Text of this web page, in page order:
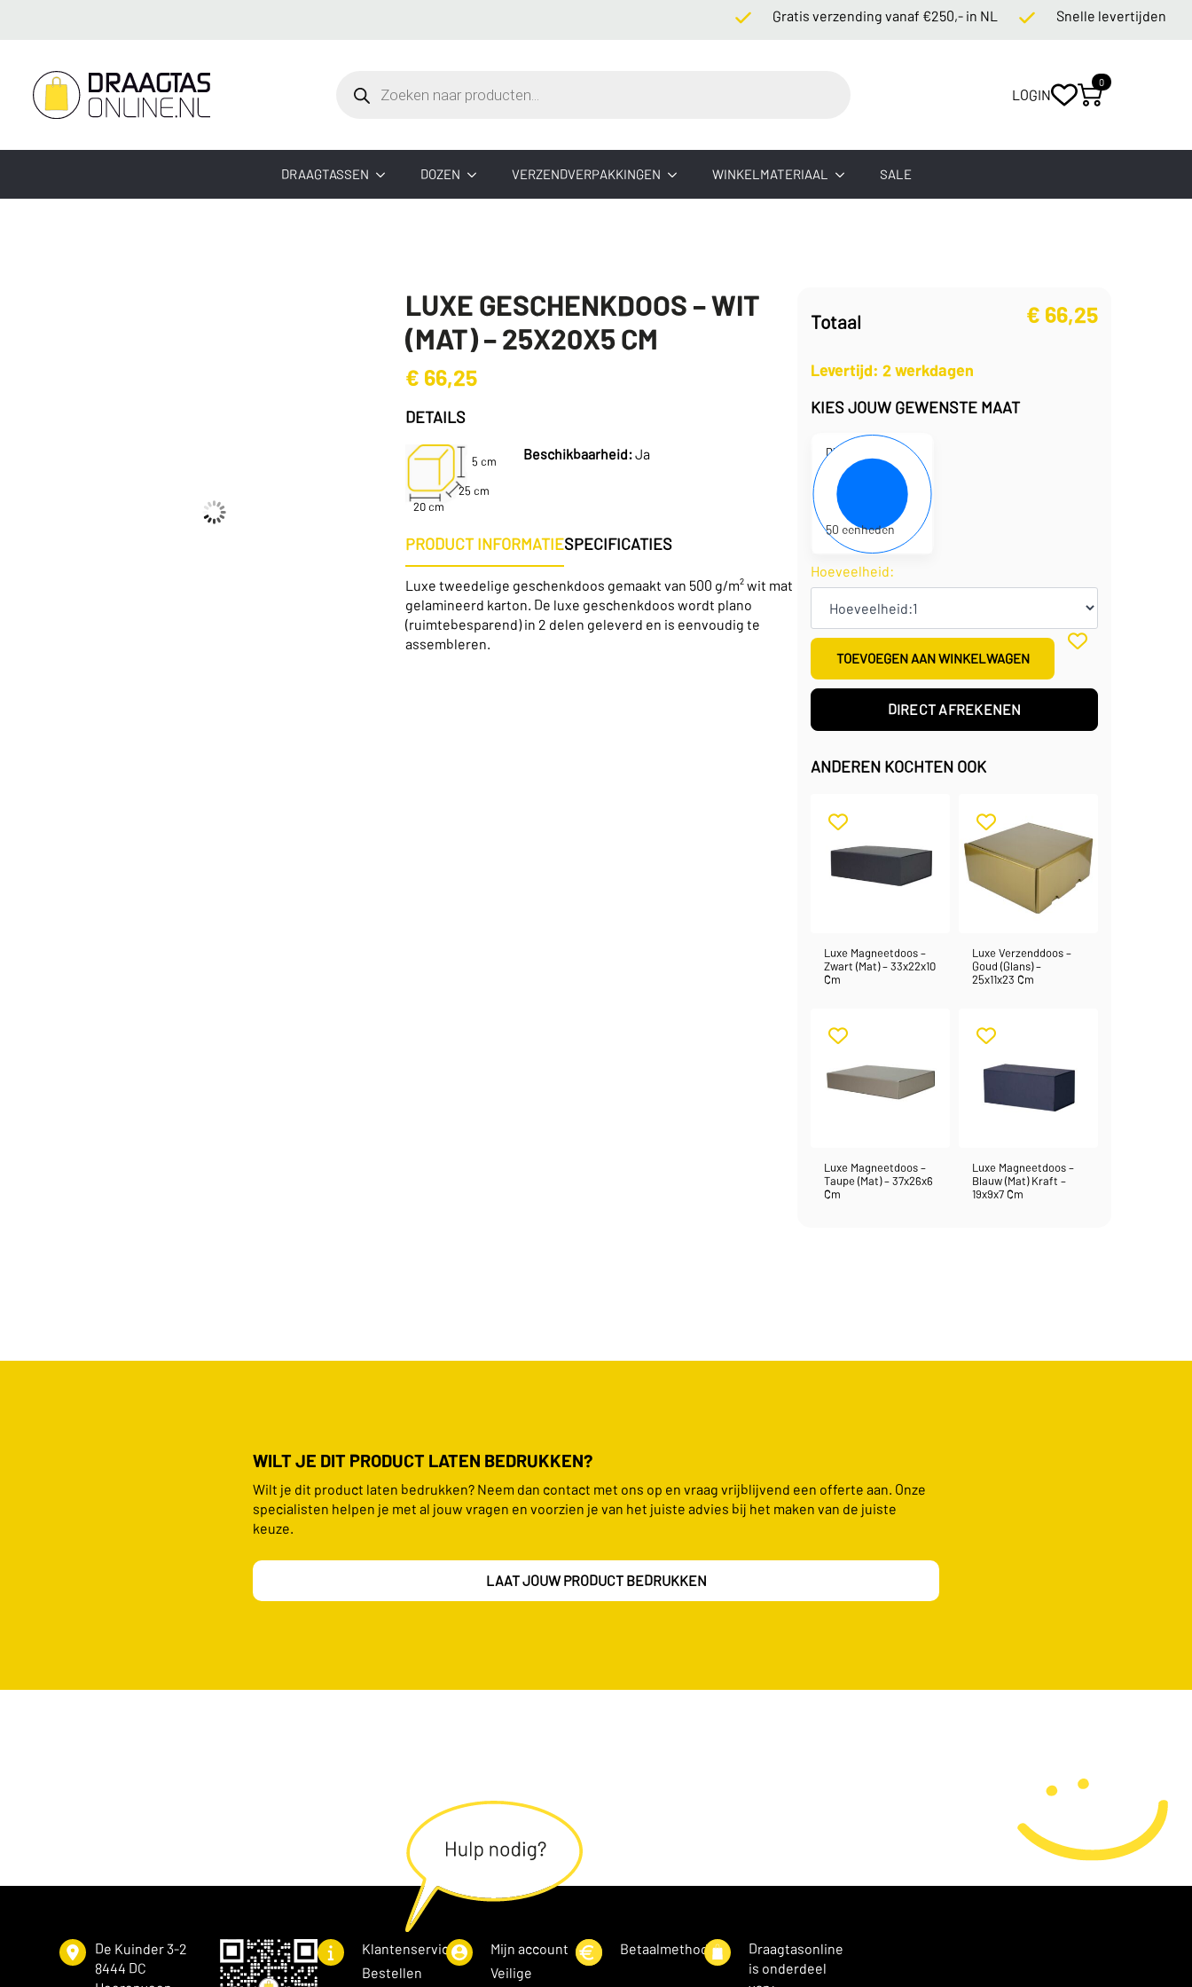
Gratis verzending vanaf €250,- in NL Snelle levertijden
zoeken
LOGIN
0
DRAAGTASSEN DOZEN VERZENDVERPAKKINGEN WINKELMATERIAAL SALE
LUXE GESCHENKDOOS – WIT
(MAT) – 25X20X5 CM
€ 66,25
DETAILS
5 cm
25 cm
20 cm
Beschikbaarheid:Ja
PRODUCT INFORMATIESPECIFICATIES
Luxe tweedelige geschenkdoos gemaakt van 500 g/m² wit mat
gelamineerd karton. De luxe geschenkdoos wordt plano
(ruimtebesparend) in 2 delen geleverd en is eenvoudig te
assembleren.
Totaal € 66,25
Levertijd: 2 werkdagen
KIES JOUW GEWENSTE MAAT
D330134
25 x 20 x 5 cm
1,33 per eenheid
66,25 per doos
50 eenheden
Hoeveelheid:
TOEVOEGEN AAN WINKELWAGEN
DIRECT AFREKENEN
ANDEREN KOCHTEN OOK
Luxe Magneetdoos –
Zwart (mat) – 33x22x10
Cm
Luxe Verzenddoos –
Goud (glans) –
25x11x23 Cm
Luxe Magneetdoos –
Taupe (mat) – 37x26x6
Cm
Luxe Magneetdoos –
Blauw (mat) Kraft –
19x9x7 Cm
WILT JE DIT PRODUCT LATEN BEDRUKKEN?
Wilt je dit product laten bedrukken? Neem dan contact met ons op en vraag vrijblijvend een offerte aan. Onze
specialisten helpen je met al jouw vragen en voorzien je van het juiste advies bij het maken van de juiste
keuze.
LAAT JOUW PRODUCT BEDRUKKEN
De Kuinder 3-2
8444 DC
Klantenservice
Bestellen
Mijn account
Veilige
Betaalmethoden
Draagtasonline
is onderdeel